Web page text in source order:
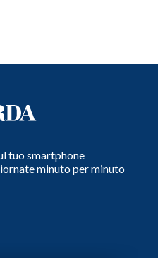
tuo smartphone
minuto per minuto